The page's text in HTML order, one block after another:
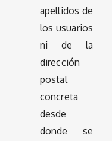
apellidos de
los usuarios
ni de la
dirección
postal
concreta
desde
donde se